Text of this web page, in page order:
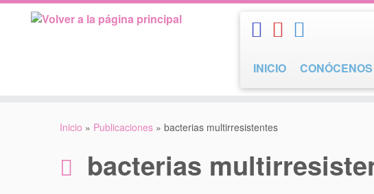
Saltar
INICIO CONÓCENOS
Inicio » Publicaciones » bacterias multirresistentes
bacterias